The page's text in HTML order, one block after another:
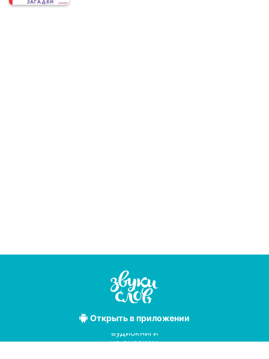
Открытьв приложении
Лучшие
аудиокниги
на русском